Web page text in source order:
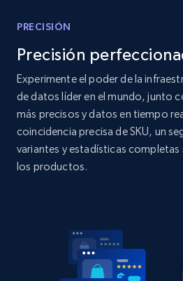
Amazon products global
products from Brands URLs
Title, Seller name, Brand,
price, Currency, Availability,
PRECISIÓN
Precisión
Experimente el poder de la
de datos líder en el mundo, junto
más precisos y datos en tiempo
coincidencia precisa de SKU, un
variantes y estadísticas
los productos.